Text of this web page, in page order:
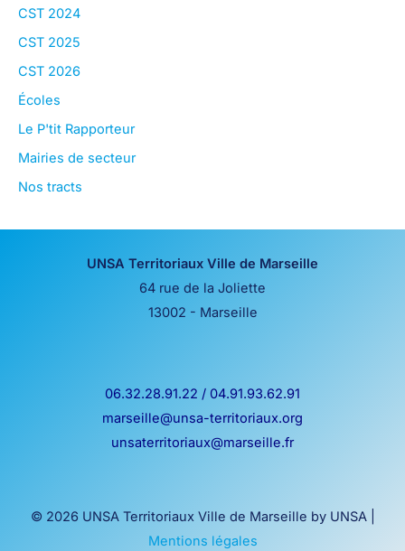
CST 2024
CST 2025
CST 2026
Écoles
Le P'tit Rapporteur
Mairies de secteur
Nos tracts
UNSA Territoriaux Ville de Marseille
64 rue de la Joliette
13002 - Marseille
06.32.28.91.22 / 04.91.93.62.91
marseille@unsa-territoriaux.org
unsaterritoriaux@marseille.fr
© 2026 UNSA Territoriaux Ville de Marseille by UNSA |
Mentions légales